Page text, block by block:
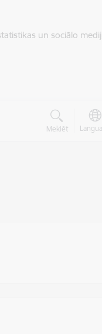
un sociālo
Meklēt